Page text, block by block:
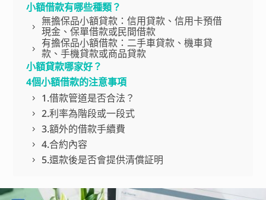
小額借款有哪些種類？
無擔保品小額貸款：信用貸款、信用卡預借
現金、保單借款或民間借款
有擔保品小額借款：二手車貸款、機車貸
款、手機貸款或商品貸款
小額貸款哪家好？
4個小額借款的注意事項
1.借款管道是否合法？
2.利率為階段或一段式
3.額外的借款手續費
4.合約內容
5.還款後是否會提供清償証明